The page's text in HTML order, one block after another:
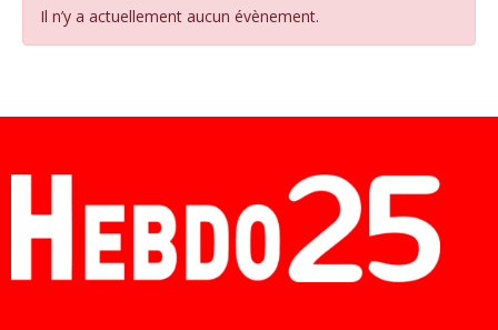
Il n’y a actuellement aucun évènement.